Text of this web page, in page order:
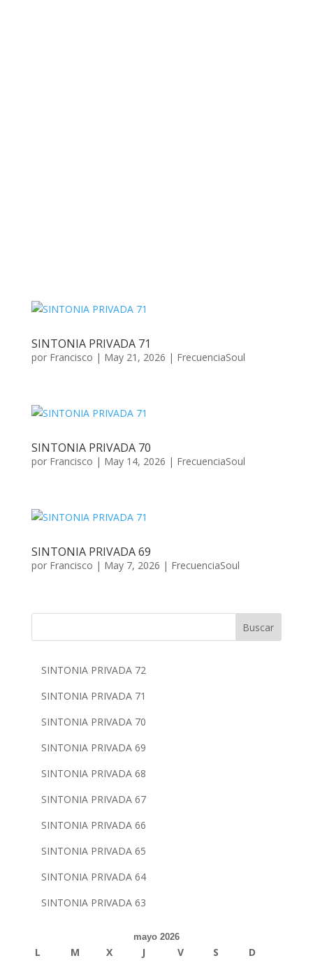
SINTONIA PRIVADA 71
por Francisco | May 21, 2026 | FrecuenciaSoul
SINTONIA PRIVADA 70
por Francisco | May 14, 2026 | FrecuenciaSoul
SINTONIA PRIVADA 69
por Francisco | May 7, 2026 | FrecuenciaSoul
Buscar
SINTONIA PRIVADA 72
SINTONIA PRIVADA 71
SINTONIA PRIVADA 70
SINTONIA PRIVADA 69
SINTONIA PRIVADA 68
SINTONIA PRIVADA 67
SINTONIA PRIVADA 66
SINTONIA PRIVADA 65
SINTONIA PRIVADA 64
SINTONIA PRIVADA 63
mayo 2026
L M X J V S
D